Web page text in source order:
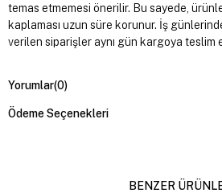
temas etmemesi önerilir. Bu sayede,
kaplaması uzun süre korunur. İş
verilen siparişler aynı gün kargoya teslim
Yorumlar(0)
Ödeme Seçenekleri
BENZER